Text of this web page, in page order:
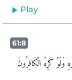
Play
61:8
وَلَوْ كَرِهَ الْكَافِرُونَ